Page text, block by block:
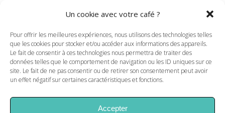
Un cookie avec votre café ?
Pour offrir les meilleures expériences, nous utilisons des technologies telles
que les cookies pour stocker et/ou accéder aux informations des appareils.
Le fait de consentir à ces technologies nous permettra de traiter des
données telles que le comportement de navigation ou les ID uniques sur ce
site. Le fait de ne pas consentir ou de retirer son consentement peut avoir
un effet négatif sur certaines caractéristiques et fonctions.
Accepter